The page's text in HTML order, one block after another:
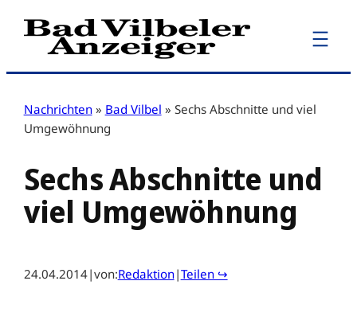
Zum
Inhalt
Nachrichten » Bad Vilbel » Sechs Abschnitte und viel
Umgewöhnung
Sechs Abschnitte und
viel Umgewöhnung
24.04.2014|von:Redaktion|Teilen ↪